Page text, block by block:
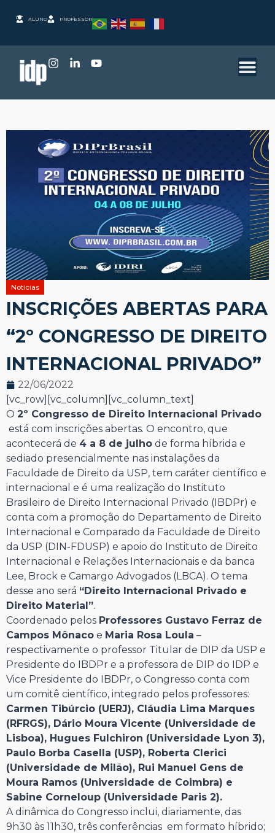
ALUNO PROFESSOR
Notícias
INSCRIÇÕES ABERTAS PARA
“2º CONGRESSO DE DIREITO
INTERNACIONAL PRIVADO”
22/06/2022
[vc_row][vc_column][vc_column_text]
O 2º Congresso de Direito Internacional Privado
está com inscrições abertas. O encontro, que
acontecerá de 4 a 8 de julho de forma híbrida e
sediado presencialmente nas instalações da
Faculdade de Direito da USP, tem caráter científico e
internacional e é uma realização do Instituto
Brasileiro de Direito Internacional Privado (IBDPr) e
conta com a promoção do Departamento de Direito
Internacional e Comparado da Faculdade de Direito
da USP (DIN-FDUSP) e apoio do Instituto de Direito
Internacional e Relações Internacionais e da banca
Lee, Brock e Camargo Advogados (LBCA). O tema
desse ano será “Direito Internacional Privado e
Direito Material”.
Coordenado pelos Professores Gustavo Ferraz de
Campos Mônaco e Maria Rosa Loula –
respectivamente o professor Titular de DIP da USP e
Presidente do IBDPr e a professora de DIP do IDP e
Vice Presidente do IBDPr, o Congresso conta com
um comitê científico, integrado pelos professores:
Carmen Tibúrcio (UERJ), Cláudia Lima Marques
(RFRGS), Dário Moura Vicente (Universidade de
Lisboa), Hugues Fulchiron (Universidade Lyon 3),
Paulo Borba Casella (USP), Roberta Clerici
(Universidade de Milão), Rui Manuel Gens de
Moura Ramos (Universidade de Coimbra) e
Sabine Corneloup (Universidade Paris 2).
A dinâmica do Congresso inclui, diariamente, das
9h30 às 11h30, três conferências em formato híbrido;